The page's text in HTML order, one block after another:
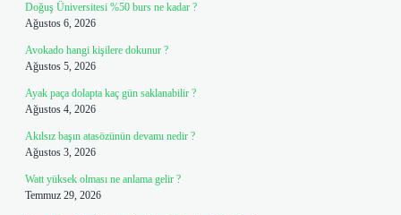
Doğuş Üniversitesi %50 burs ne kadar ?
Ağustos 6, 2026
Avokado hangi kişilere dokunur ?
Ağustos 5, 2026
Ayak paça dolapta kaç gün saklanabilir ?
Ağustos 4, 2026
Akılsız başın atasözünün devamı nedir ?
Ağustos 3, 2026
Watt yüksek olması ne anlama gelir ?
Temmuz 29, 2026